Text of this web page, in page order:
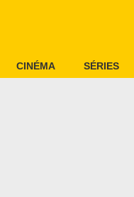
CINÉMA SÉRIES